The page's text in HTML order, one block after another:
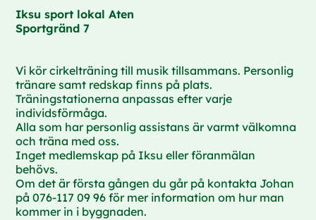
Iksu sport lokal Aten
Sportgränd 7
Vi kör cirkelträning till musik tillsammans. Personlig
tränare samt redskap finns på plats.
Träningstationerna anpassas efter varje
individsförmåga.
Alla som har personlig assistans är varmt välkomna
och träna med oss.
Inget medlemskap på Iksu eller föranmälan
behövs.
Om det är första gången du går på kontakta Johan
på 076-117 09 96 för mer information om hur man
kommer in i byggnaden.